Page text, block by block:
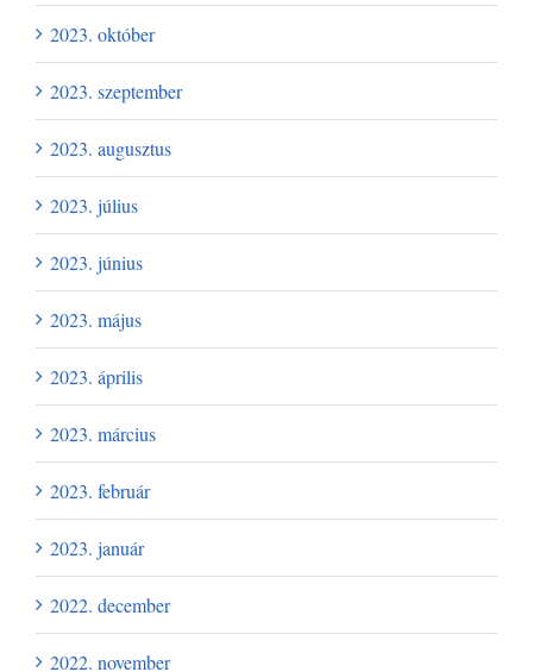
2023. október
2023. szeptember
2023. augusztus
2023. július
2023. június
2023. május
2023. április
2023. március
2023. február
2023. január
2022. december
2022. november